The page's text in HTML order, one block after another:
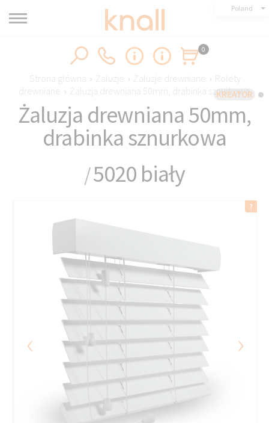
KREATOR
Poland
0
Strona główna › Żaluzje › Żaluzje drewniane › Rolety
drewniane
› Żaluzja drewniana 50mm, drabinka sznurkowa
Żaluzja drewniana 50mm,
drabinka sznurkowa
/5020 biały
‹ ›